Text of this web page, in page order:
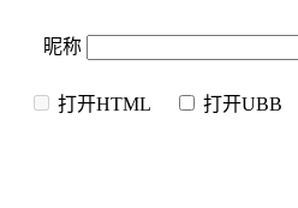
昵称
打开HTML 打开UBB